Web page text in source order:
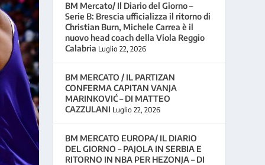
BM Mercato/ Il Diario del Giorno –
Serie B: Brescia ufficializza il ritorno di
Christian Burn, Michele Carrea è il
nuovo head coach della Viola Reggio
Calabria Luglio 22, 2026
BM MERCATO / IL PARTIZAN
CONFERMA CAPITAN VANJA
MARINKOVIĆ – DI MATTEO
CAZZULANI Luglio 22, 2026
BM MERCATO EUROPA/ IL DIARIO
DEL GIORNO – PAJOLA IN SERBIA E
RITORNO IN NBA PER HEZONJA – DI